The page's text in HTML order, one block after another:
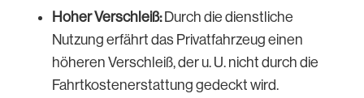
Hoher Verschleiß:Durch die dienstliche
Nutzung erfährt das Privatfahrzeug einen
höheren Verschleiß, der u. U. nicht durch die
Fahrtkostenerstattung gedeckt wird.